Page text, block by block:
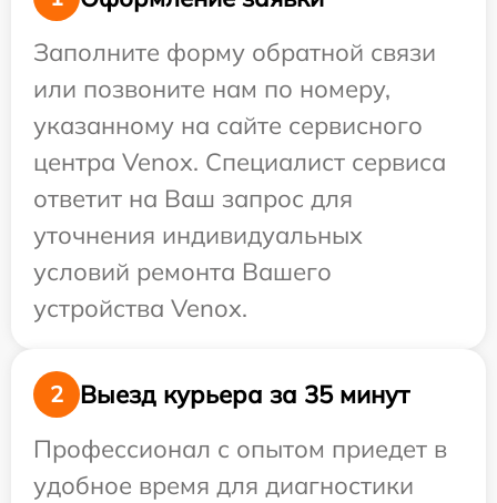
Заполните форму обратной связи
или позвоните нам по номеру,
указанному на сайте сервисного
центра Venox. Специалист сервиса
ответит на Ваш запрос для
уточнения индивидуальных
условий ремонта Вашего
устройства Venox.
2
Выезд курьера за 35 минут
Профессионал с опытом приедет в
удобное время для диагностики